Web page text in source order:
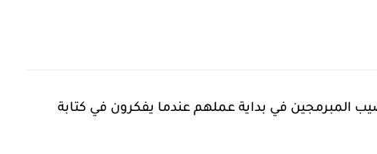
المبرمجين في بداية عملهم عندما يفكرون في كتابة